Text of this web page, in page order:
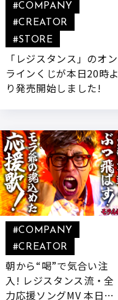
「レジスタンス」のオン
ラインくじが本日20時よ
り発売開始しました!
#COMPANY
#CREATOR
#STORE
朝から“喝”で気合い注
入! レジスタンス流・全
力応援ソングMV 本日解
#COMPANY
#CREATOR